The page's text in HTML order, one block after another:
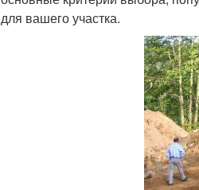
для вашего участка.